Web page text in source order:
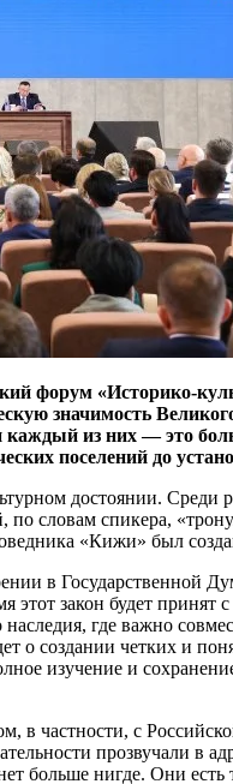
форум «Историко-
значимость
из них — это
поселений до
достоянии.
словам спикера,
«Кижи» был
в Государственной
закон будет
где важно
о создании четких и
изучение и
в частности, с
прозвучали в
больше нигде. Они